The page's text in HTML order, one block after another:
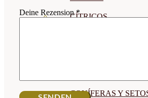
CÍTRICOS
CONÍFERAS Y
Deine Rezension*